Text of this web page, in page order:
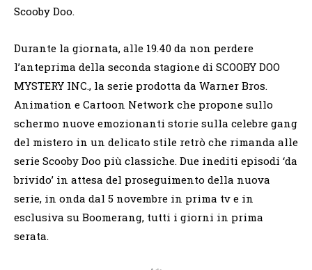
Scooby Doo.
Durante la giornata, alle 19.40 da non perdere
l’anteprima della seconda stagione di SCOOBY DOO
MYSTERY INC., la serie prodotta da Warner Bros.
Animation e Cartoon Network che propone sullo
schermo nuove emozionanti storie sulla celebre gang
del mistero in un delicato stile retrò che rimanda alle
serie Scooby Doo più classiche. Due inediti episodi ‘da
brivido’ in attesa del proseguimento della nuova
serie, in onda dal 5 novembre in prima tv e in
esclusiva su Boomerang, tutti i giorni in prima
serata.